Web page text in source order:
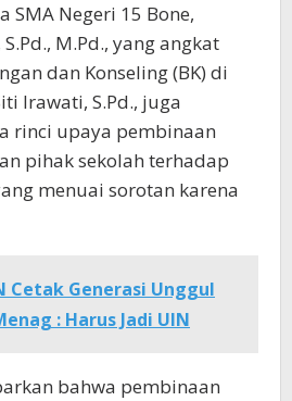
SMA Negeri 15 Bone,
M.Pd., yang angkat
dan Konseling (BK) di
Irawati, S.Pd., juga
rinci upaya pembinaan
pihak sekolah terhadap
menuai sorotan karena
Cetak Generasi Unggul
: Harus Jadi UIN
bahwa pembinaan